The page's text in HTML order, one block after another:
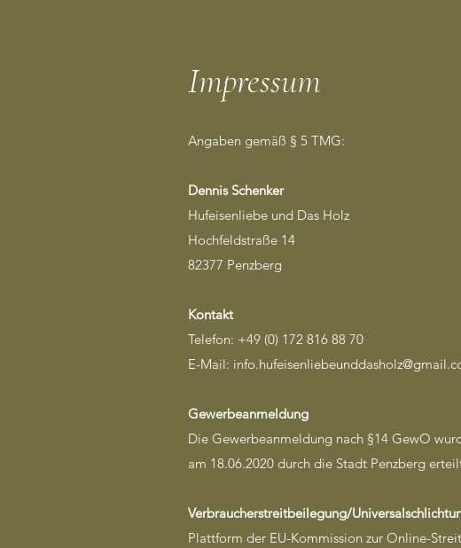
Impressum
Angaben gemäß § 5 TMG:
Dennis Schenker
Hufeisenliebe und Das Holz
Hochfeldstraße 14
82377 Penzberg
Kontakt
Telefon: +49 (0) 172 816 88 70
E-Mail:
Gewerbeanmeldung
Die Gewerbeanmeldung nach §14 GewO
am 18.06.2020 durch die Stadt Penzberg
Verbraucherstreitbeilegung/
Plattform der EU-Kommission zur Online-